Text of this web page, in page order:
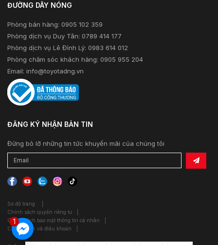
ĐƯỜNG DÂY NÓNG
Phòng bán hàng: 0905 102 359
Phòng dịch vụ Duy Tân: 0789 414 177
Phòng dịch vụ Lê Đình Lý: 0983 614 012
Phòng chăm sóc khách hàng: 0905 955 204
Email: info@toyotadng.vn
ĐĂNG KÝ NHẬN BẢN TIN
Đừng bỏ lỡ những tin tức khuyến mãi của chúng tôi
Sơ đồ trang
Chính sách quyền riêng tư
Chính sách bảo mật thông tin cá nhân
Chính sách và điều khoản
1